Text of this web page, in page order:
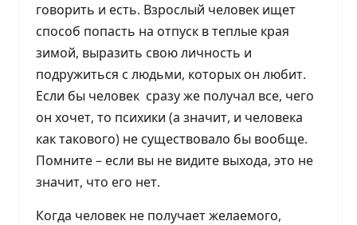
говорить и есть. Взрослый человек ищет
способ попасть на отпуск в теплые края
зимой, выразить свою личность и
подружиться с людьми, которых он любит.
Если бы человек сразу же получал все, чего
он хочет, то психики (а значит, и человека
как такового) не существовало бы вообще.
Помните – если вы не видите выхода, это не
значит, что его нет.
Когда человек не получает желаемого,